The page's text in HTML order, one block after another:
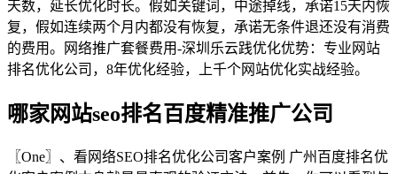
天数，延长优化时长。假如关键词，中途掉线，承诺15天内恢
复，假如连续两个月内都没有恢复，承诺无条件退还没有消费
的费用。网络推广套餐费用-深圳乐云践优化优势：专业网站
排名优化公司，8年优化经验，上千个网站优化实战经验。
哪家网站seo排名百度精准推广公司
〖One〗、看网络SEO排名优化公司客户案例 广州百度排名优